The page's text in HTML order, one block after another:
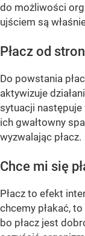
do możliwości
ujściem są właśnie
Płacz od
Do powstania
aktywizuje
sytuacji następuje
ich gwałtowny
wyzwalając płacz.
Chce mi się
Płacz to efekt
chcemy płakać,
bo płacz jest